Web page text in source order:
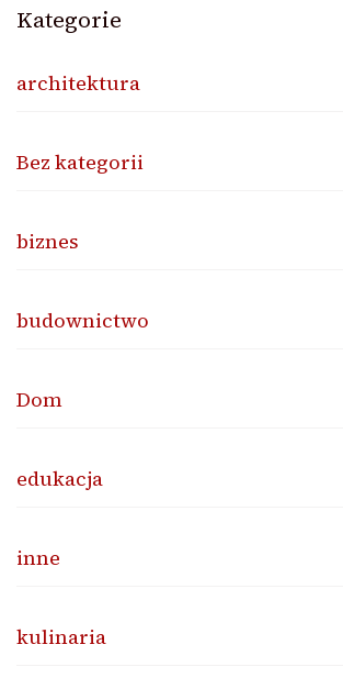
Kategorie
architektura
Bez kategorii
biznes
budownictwo
Dom
edukacja
inne
kulinaria